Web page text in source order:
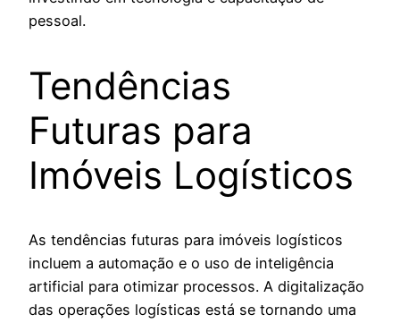
pessoal.
Tendências
Futuras para
Imóveis Logísticos
As tendências futuras para imóveis logísticos
incluem a automação e o uso de inteligência
artificial para otimizar processos. A digitalização
das operações logísticas está se tornando uma